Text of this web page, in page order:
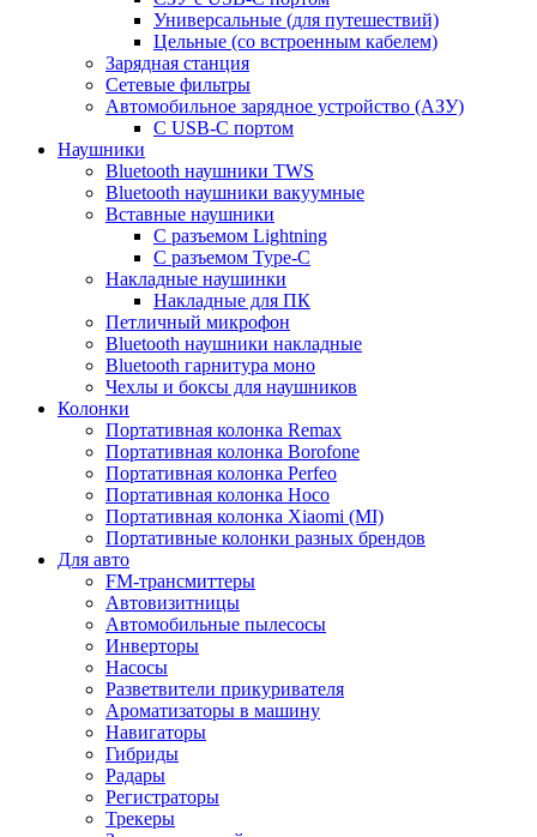
Универсальные (для путешествий)
Цельные (со встроенным кабелем)
Зарядная станция
Сетевые фильтры
Автомобильное зарядное устройство (АЗУ)
C USB-C портом
Наушники
Bluetooth наушники TWS
Bluetooth наушники вакуумные
Вставные наушники
C разъемом Lightning
C разъемом Type-C
Накладные наушинки
Накладные для ПК
Петличный микрофон
Bluetooth наушники накладные
Bluetooth гарнитура моно
Чехлы и боксы для наушников
Колонки
Портативная колонка Remax
Портативная колонка Borofone
Портативная колонка Perfeo
Портативная колонка Hoco
Портативная колонка Xiaomi (MI)
Портативные колонки разных брендов
Для авто
FM-трансмиттеры
Автовизитницы
Автомобильные пылесосы
Инверторы
Насосы
Разветвители прикуривателя
Ароматизаторы в машину
Навигаторы
Гибриды
Радары
Регистраторы
Трекеры